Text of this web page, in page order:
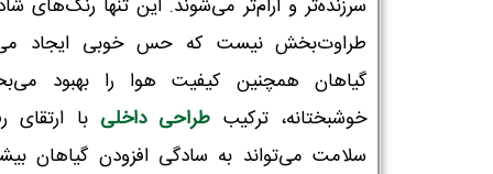
سرزنده‌تر و آرام‌تر می‌شوند. این تنها رنگ‌های
طراوت‌بخش نیست که حس خوبی ایجاد
گیاهان همچنین کیفیت هوا را بهبود
خوشبختانه، ترکیب طراحی داخلی با ارتقای
سلامت می‌تواند به سادگی افزودن گیاهان